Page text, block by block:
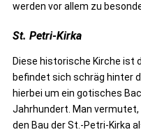
werden vor allem zu
St. Petri-Kirka
Diese historische Kirche ist
befindet sich schräg hinter
hierbei um ein gotisches
Jahrhundert. Man
den Bau der St.-Petri-Kirka